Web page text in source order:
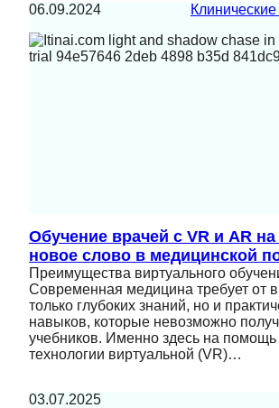
06.09.2024
Обучение врачей с VR и AR
новое слово в медицинской
Преимущества виртуального
Современная медицина требует от
только глубоких знаний, но и
навыков, которые невозможно
учебников. Именно здесь на помощь
технологии виртуальной (VR)…
03.07.2025